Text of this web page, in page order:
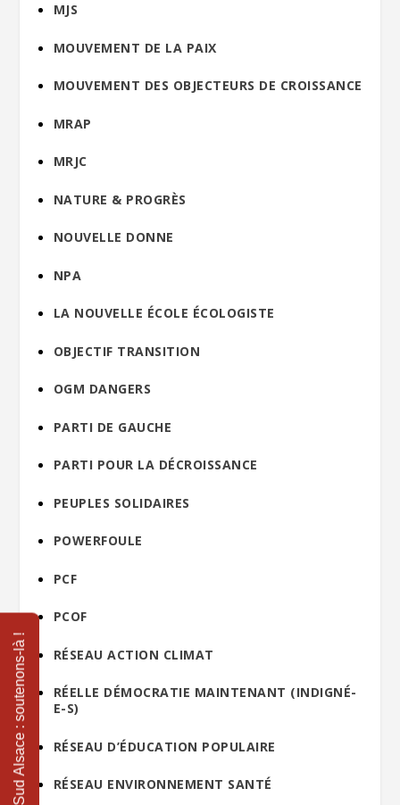
MJS
MOUVEMENT DE LA PAIX
MOUVEMENT DES OBJECTEURS DE CROISSANCE
MRAP
MRJC
NATURE & PROGRÈS
NOUVELLE DONNE
NPA
LA NOUVELLE ÉCOLE ÉCOLOGISTE
OBJECTIF TRANSITION
OGM DANGERS
PARTI DE GAUCHE
PARTI POUR LA DÉCROISSANCE
PEUPLES SOLIDAIRES
POWERFOULE
PCF
PCOF
RÉSEAU ACTION CLIMAT
RÉELLE DÉMOCRATIE MAINTENANT (INDIGNÉ-
E-S)
RÉSEAU D’ÉDUCATION POPULAIRE
RÉSEAU ENVIRONNEMENT SANTÉ